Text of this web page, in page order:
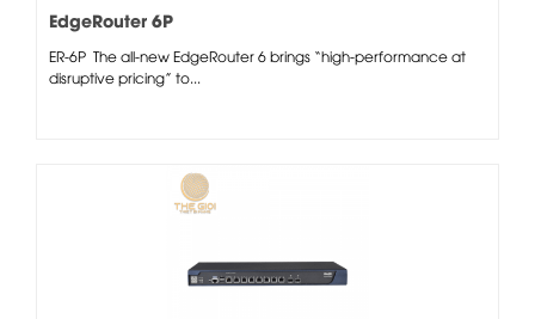
EdgeRouter 6P
ER-6P The all-new EdgeRouter 6 brings “high-performance at
disruptive pricing” to...